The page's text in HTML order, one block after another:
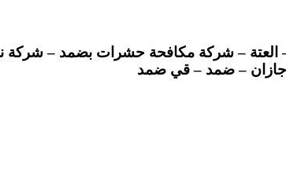
العتة – شركة مكافحة حشرات بضمد –
– ضمد – قي ضمد